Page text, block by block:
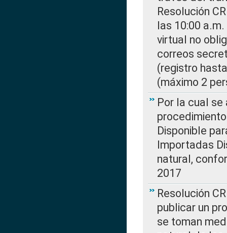
Resolución
las 10:00
virtual no
correos
(registro
(máximo 2
Por la cual
Disponible
Importadas
natural,
2017
Resolución
publicar un
se toman